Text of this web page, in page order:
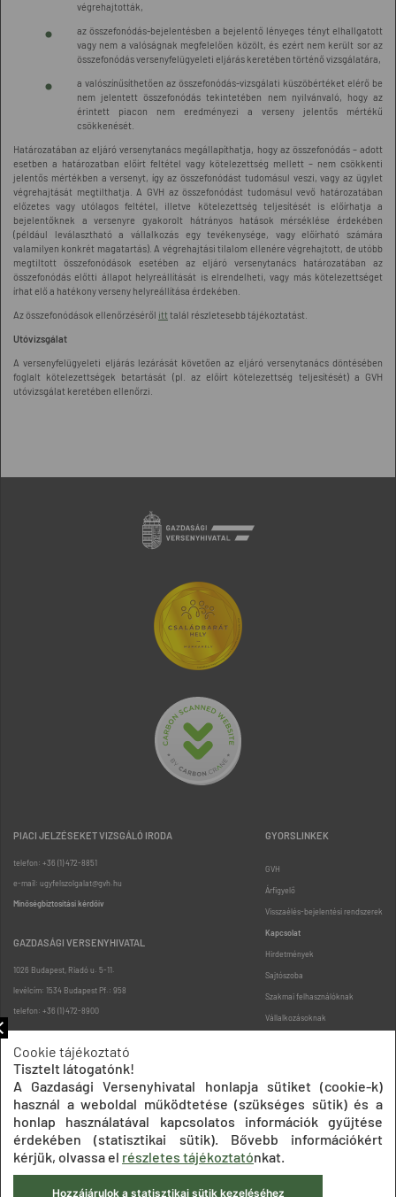
végrehajtották,
az összefonódás-bejelentésben a bejelentő lényeges tényt elhallgatott
vagy nem a valóságnak megfelelően közölt, és ezért nem került sor az
összefonódás versenyfelügyeleti eljárás keretében történő vizsgálatára,
a valószínűsíthetően az összefonódás-vizsgálati küszöbértéket elérő be
nem jelentett összefonódás tekintetében nem nyilvánvaló, hogy az
érintett piacon nem eredményezi a verseny jelentős mértékű
csökkenését.
Határozatában az eljáró versenytanács megállapíthatja, hogy az összefonódás – adott
esetben a határozatban előírt feltétel vagy kötelezettség mellett – nem csökkenti
jelentős mértékben a versenyt, így az összefonódást tudomásul veszi, vagy az ügylet
végrehajtását megtilthatja. A GVH az összefonódást tudomásul vevő határozatában
előzetes vagy utólagos feltétel, illetve kötelezettség teljesítését is előírhatja a
bejelentőknek a versenyre gyakorolt hátrányos hatások mérséklése érdekében
(például leválasztható a vállalkozás egy tevékenysége, vagy előírható számára
valamilyen konkrét magatartás). A végrehajtási tilalom ellenére végrehajtott, de utóbb
megtiltott összefonódások esetében az eljáró versenytanács határozatában az
összefonódás előtti állapot helyreállítását is elrendelheti, vagy más kötelezettséget
írhat elő a hatékony verseny helyreállítása érdekében.
Az összefonódások ellenőrzéséről itttalál részletesebb tájékoztatást.
Utóvizsgálat
A versenyfelügyeleti eljárás lezárását követően az eljáró versenytanács döntésében
foglalt kötelezettségek betartását (pl. az előírt kötelezettség teljesítését) a GVH
utóvizsgálat keretében ellenőrzi.
PIACI JELZÉSEKET VIZSGÁLÓ IRODA
telefon: +36 (1) 472-8851
e-mail: ugyfelszolgalat@gvh.hu
Minőségbiztosítási kérdőív
GAZDASÁGI VERSENYHIVATAL
1026 Budapest, Riadó u. 5-11.
levélcím: 1534 Budapest Pf.: 958
telefon: +36 (1) 472-8900
GYORSLINKEK
GVH
Árfigyelő
Visszaélés-bejelentési rendszerek
Kapcsolat
Hirdetmények
Sajtószoba
Szakmai felhasználóknak
Vállalkozásoknak
Oldaltérkép
Cookie tájékoztató
Tisztelt látogatónk!
A Gazdasági Versenyhivatal honlapja sütiket (cookie-k)
használ a weboldal működtetése (szükséges sütik) és a
honlap használatával kapcsolatos információk gyűjtése
érdekében (statisztikai sütik). Bővebb információkért
kérjük, olvassa el részletes tájékoztatónkat.
Hozzájárulok a statisztikai sütik kezeléséhez